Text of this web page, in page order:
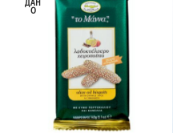
ДАН
О